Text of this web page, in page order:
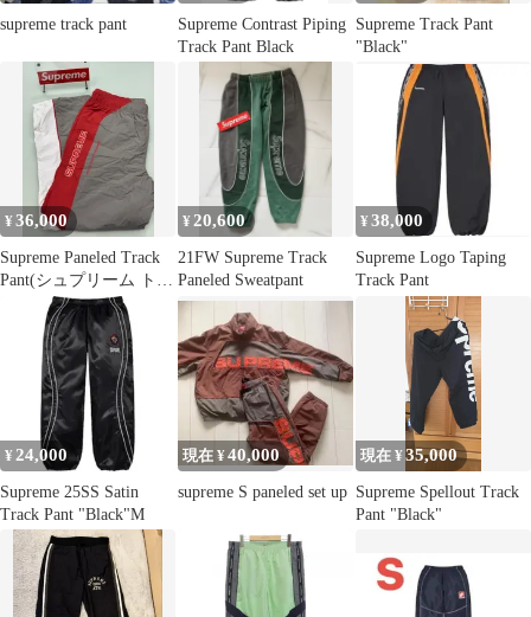
supreme track pant
Supreme Contrast Piping
Track Pant Black
Supreme Track Pant
"Black"
¥36,000
Supreme Paneled Track
Pant(シュプリーム トラ
ンクポント)
¥20,600
21FW Supreme Track
Paneled Sweatpant
¥ 38,000
Supreme Logo Taping
Track Pant
¥ 24,000
Supreme 25SS Satin
Track Pant "Black"M
現在 ¥40,000
supreme S paneled set up
現在 ¥35,000
Supreme Spellout Track
Pant "Black"